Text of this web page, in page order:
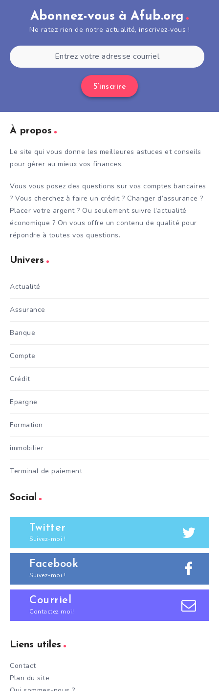
Abonnez-vous à Afub.org
Ne ratez rien de notre actualité, inscrivez-vous !
S’inscrire
À propos
Le site qui vous donne les meilleures astuces et conseils
pour gérer au mieux vos finances.
Vous vous posez des questions sur vos comptes bancaires
? Vous cherchez à faire un crédit ? Changer d’assurance ?
Placer votre argent ? Ou seulement suivre l’actualité
économique ? On vous offre un contenu de qualité pour
répondre à toutes vos questions.
Univers
Actualité
Assurance
Banque
Compte
Crédit
Epargne
Formation
immobilier
Terminal de paiement
Social
Twitter
Suivez-moi !
Facebook
Suivez-moi !
Courriel
Contactez moi!
Liens utiles
Contact
Plan du site